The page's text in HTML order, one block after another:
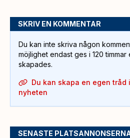
SKRIV EN KOMMENTAR
Du kan inte skriva någon
möjlighet endast ges i 120
skapades.
Du kan skapa en egen tråd
nyheten
SENASTE